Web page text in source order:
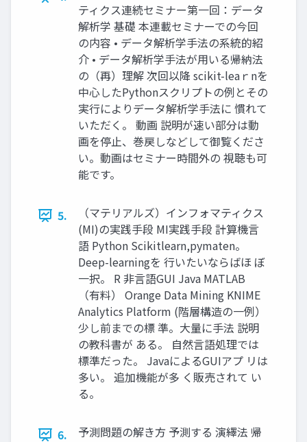
ティクス連続セミナー第一回：データ
解析学 基礎 本連載セミナーでの今回
の内容 • データ解析学手法の系統的紹
介 • データ解析学手法が用いる帰納法
の（再）理解 次回以降 scikit-leaｒnを
中心したPythonスクリプトの例とその
実行によりデータ解析学手法に 慣れて
いただく。 動画 説明が速い部分は動
画を停止、巻戻しなどして御覧くださ
い。動画はセミナー時間外の 視聴も可
能です。
5.
（マテリアルズ）インフォマティクス
(MI)の実践手段 MI実践手段 計算機言
語 Python Scikitlearn,pymaten。
Deep-learningを 行いたいならばほ ぼ
一択。 R 非言語GUI Java MATLAB
（有料） Orange Data Mining KNIME
Analytics Platform (階層構造の一例）
少し前までの標 準。大量に手法 説明
の教科書が ある。 自然言語処理では
標準だった。 JavaによるGUIアプ リは
多い。 追加機能が多 く販売されて い
る。
6.
予測問題の解き方 予測する 演繹法 帰